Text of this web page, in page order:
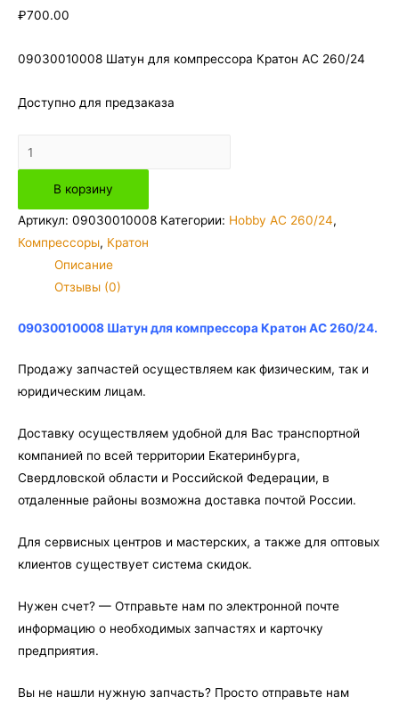
₽700.00
09030010008 Шатун для компрессора Кратон AC 260/24
Доступно для предзаказа
Количество
товара
09030010008
Шатун
260/24
В корзину
Артикул: 09030010008 Категории: Hobby AC 260/24,
Компрессоры, Кратон
Описание
Отзывы (0)
09030010008 Шатун для компрессора Кратон AC 260/24.
Продажу запчастей осуществляем как физическим, так и
юридическим лицам.
Доставку осуществляем удобной для Вас транспортной
компанией по всей территории Екатеринбурга,
Свердловской области и Российской Федерации, в
отдаленные районы возможна доставка почтой России.
Для сервисных центров и мастерских, а также для оптовых
клиентов существует система скидок.
Нужен счет? — Отправьте нам по электронной почте
информацию о необходимых запчастях и карточку
предприятия.
Вы не нашли нужную запчасть? Просто отправьте нам